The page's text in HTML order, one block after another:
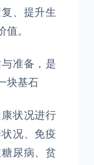
、提升生
。
准备，是
块基石
状况进行
况、免疫
尿病、贫